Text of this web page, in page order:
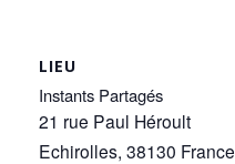
LIEU
Instants Partagés
21 rue Paul Héroult
Echirolles, 38130 France